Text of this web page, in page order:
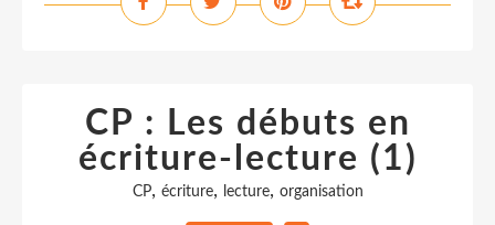
CP : Les débuts en
écriture-lecture (1)
CP, écriture, lecture, organisation